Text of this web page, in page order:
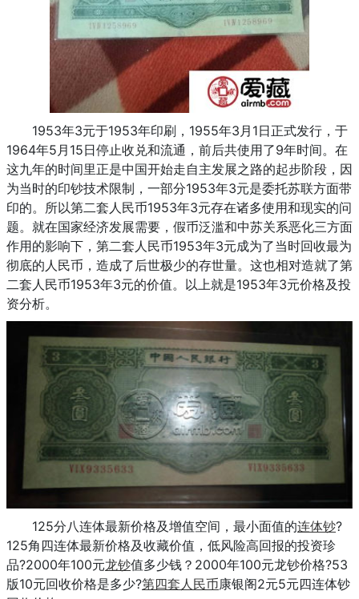
1953年3元于1953年印刷，1955年3月1日正式发行，于
1964年5月15日停止收兑和流通，前后共使用了9年时间。在
这九年的时间里正是中国开始走自主发展之路的起步阶段，因
为当时的印钞技术限制，一部分1953年3元是委托苏联方面带
印的。所以第二套人民币1953年3元存在诸多使用和现实的问
题。就在国家经济发展需要，假币泛滥和中苏关系恶化三方面
作用的影响下，第二套人民币1953年3元成为了当时回收最为
彻底的人民币，造成了后世极少的存世量。这也相对造就了第
二套人民币1953年3元的价值。以上就是1953年3元价格及投
资分析。
125分八连体最新价格及增值空间，最小面值的连体钞?
125角四连体最新价格及收藏价值，低风险高回报的投资珍
品?2000年100元龙钞值多少钱？2000年100元龙钞价格?53
版10元回收价格是多少?第四套人民币康银阁2元5元四连体钞